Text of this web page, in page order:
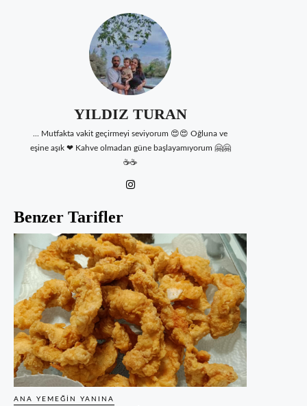
YILDIZ TURAN
... Mutfakta vakit geçirmeyi seviyorum 😍😍 Oğluna ve
eşine aşık ❤ Kahve olmadan güne başlayamıyorum 🤗🤗
☕☕
Benzer Tarifler
ANA YEMEĞIN YANINA